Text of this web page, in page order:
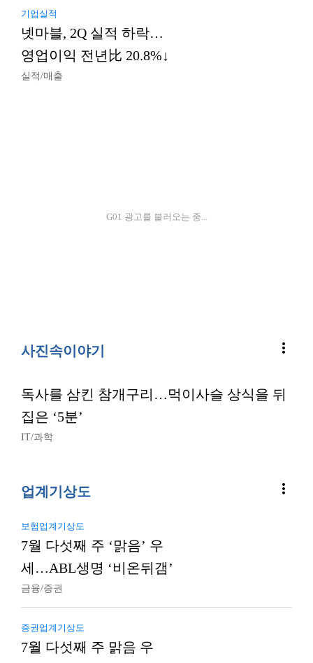
기업실적
넷마블, 2Q 실적 하락…
영업이익 전년比 20.8%↓
실적/매출
G01 광고를 불러오는 중...
사진속이야기 more_vert
독사를 삼킨 참개구리…먹이사슬 상식을 뒤
집은 ‘5분’
IT/과학
업계기상도 more_vert
보험업계기상도
7월 다섯째 주 ‘맑음’ 우
세…ABL생명 ‘비온뒤갬’
금융/증권
증권업계기상도
7월 다섯째 주 맑음 우